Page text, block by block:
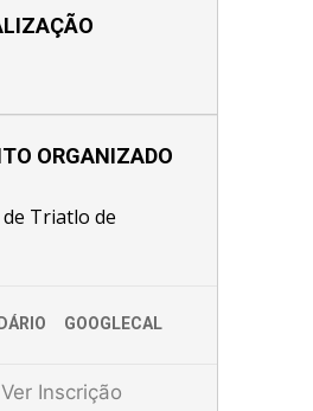
ORGANIZADO
de Triatlo de
GOOGLECAL
Ver Inscrição